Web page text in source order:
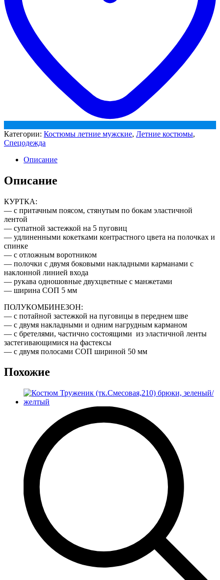
Категории: Костюмы летние мужские, Летние костюмы,
Спецодежда
Описание
Описание
КУРТКА:
— с притачным поясом, стянутым по бокам эластичной
лентой
— супатной застежкой на 5 пуговиц
— удлиненными кокетками контрастного цвета на полочках и
спинке
— с отложным воротником
— полочки с двумя боковыми накладными карманами с
наклонной линией входа
— рукава одношовные двухцветные с манжетами
— ширина СОП 5 мм
ПОЛУКОМБИНЕЗОН:
— с потайной застежкой на пуговицы в переднем шве
— с двумя накладными и одним нагрудным карманом
— с бретелями, частично состоящими из эластичной ленты
застегивающимися на фастексы
— с двумя полосами СОП шириной 50 мм
Похожие